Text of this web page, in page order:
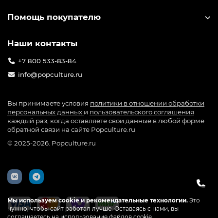
себя дома, в комнате или на рабочем столе
Быстрая доставка по России
Только то, что греет душу фанату
Твоя коллекция начинается здесь — с PopCulture.ru.
Мы используем cookie и рекомендательные технологии. Это
нужно, чтобы сайт работал лучше. Оставаясь с нами, вы
Помощь покупателю
Наши контакты
+7 800 533-83-84
info@popculture.ru
Вы принимаете условия политики в отношении обработки
персональных данных и пользовательского соглашения
каждый раз, когда оставляете свои данные в любой форме
обратной связи на сайте Popculture.ru
© 2025-2026. Popculture.ru